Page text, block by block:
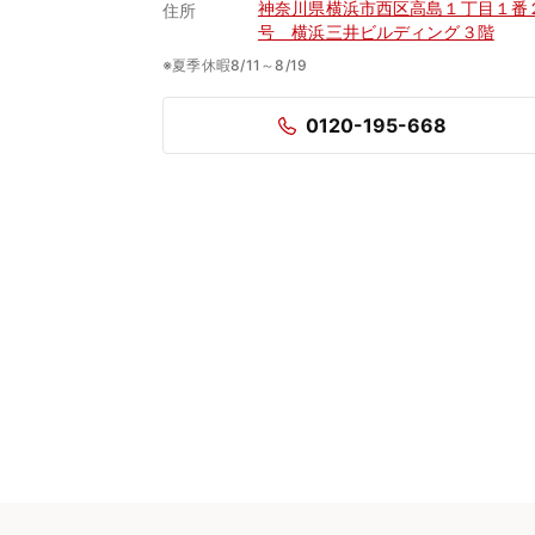
住所
神奈川県横浜市西区高島１丁目１番
号 横浜三井ビルディング３階
※夏季休暇8/11～8/19
0120-195-668